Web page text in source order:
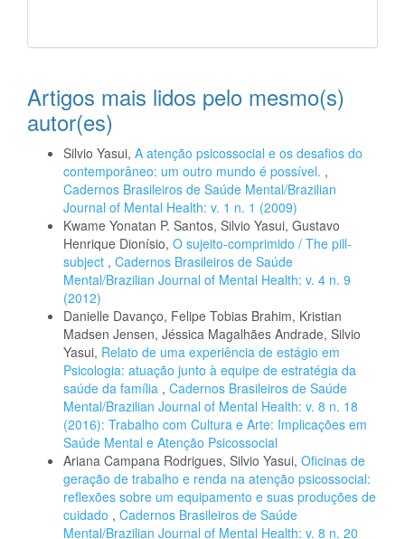
Artigos mais lidos pelo mesmo(s)
autor(es)
Silvio Yasui, A atenção psicossocial e os desafios do
contemporâneo: um outro mundo é possível. ,
Cadernos Brasileiros de Saúde Mental/Brazilian
Journal of Mental Health: v. 1 n. 1 (2009)
Kwame Yonatan P. Santos, Silvio Yasui, Gustavo
Henrique Dionísio, O sujeito-comprimido / The pill-
subject , Cadernos Brasileiros de Saúde
Mental/Brazilian Journal of Mental Health: v. 4 n. 9
(2012)
Danielle Davanço, Felipe Tobias Brahim, Kristian
Madsen Jensen, Jéssica Magalhães Andrade, Silvio
Yasui, Relato de uma experiência de estágio em
Psicologia: atuação junto à equipe de estratégia da
saúde da família , Cadernos Brasileiros de Saúde
Mental/Brazilian Journal of Mental Health: v. 8 n. 18
(2016): Trabalho com Cultura e Arte: Implicações em
Saúde Mental e Atenção Psicossocial
Ariana Campana Rodrigues, Silvio Yasui, Oficinas de
geração de trabalho e renda na atenção psicossocial:
reflexões sobre um equipamento e suas produções de
cuidado , Cadernos Brasileiros de Saúde
Mental/Brazilian Journal of Mental Health: v. 8 n. 20